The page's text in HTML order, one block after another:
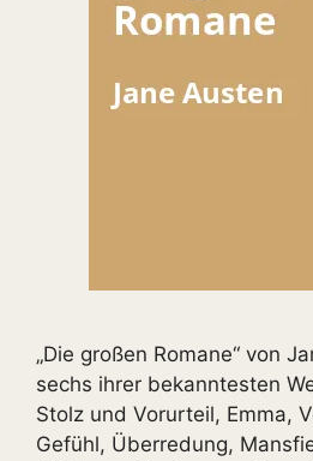
„Die großen Romane“ von
sechs ihrer bekanntesten
Stolz und Vorurteil, Emma,
Gefühl, Überredung,